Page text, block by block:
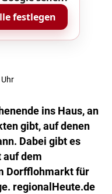
festlegen
ins Haus, an
gibt, auf denen
Dabei gibt es
dem
Dorfflohmarkt für
regionalHeute.de